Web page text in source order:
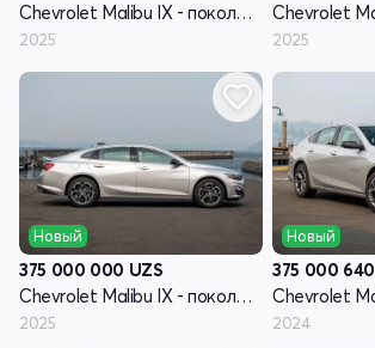
Chevrolet Malibu IX - поколение рестайлинг
2025 2025
Новый
375 000 000 UZS
Chevrolet Malibu IX - поколение рестайлинг
2025
Новый
375 000 640
2024